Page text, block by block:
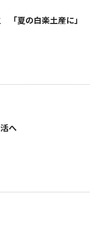
「夏の白楽土産に」
へ